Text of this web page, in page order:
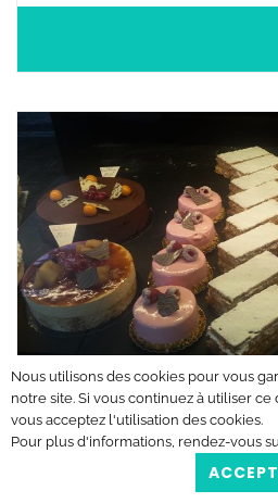
Boulangerie Au Four et au
Nous utilisons des cookies pour vous
notre site. Si vous continuez à utiliser
vous acceptez l'utilisation des cookies.
Pour plus d'informations, rendez-vous